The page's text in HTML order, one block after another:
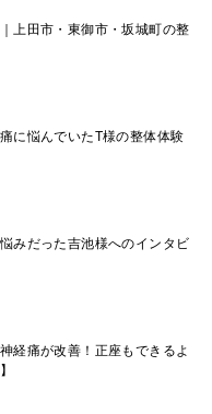
上田市・東御市・坂城町の整
に悩んでいたT様の整体体験
みだった吉池様へのインタビ
経痛が改善！正座もできるよ